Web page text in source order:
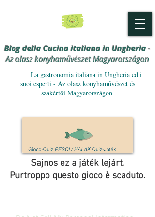
Blog della Cucina italiana in Ungheria-
Az olasz konyhaművészet Magyarországon
La gastronomia italiana in Ungheria ed i
suoi esperti - Az olasz konyhaművészet és
szakértői Magyarországon
Sajnos ez a játék lejárt.
Purtroppo questo gioco è scaduto.